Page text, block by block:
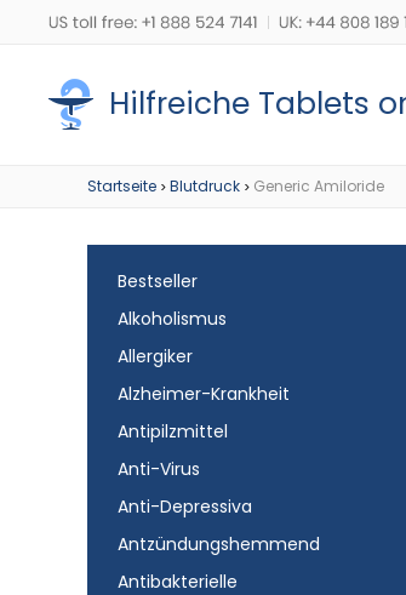
Hilfreiche Tablets
Startseite > Blutdruck > Generic Amiloride
Bestseller
Alkoholismus
Allergiker
Alzheimer-Krankheit
Antipilzmittel
Anti-Virus
Anti-Depressiva
Antzündungshemmend
Antibakterielle